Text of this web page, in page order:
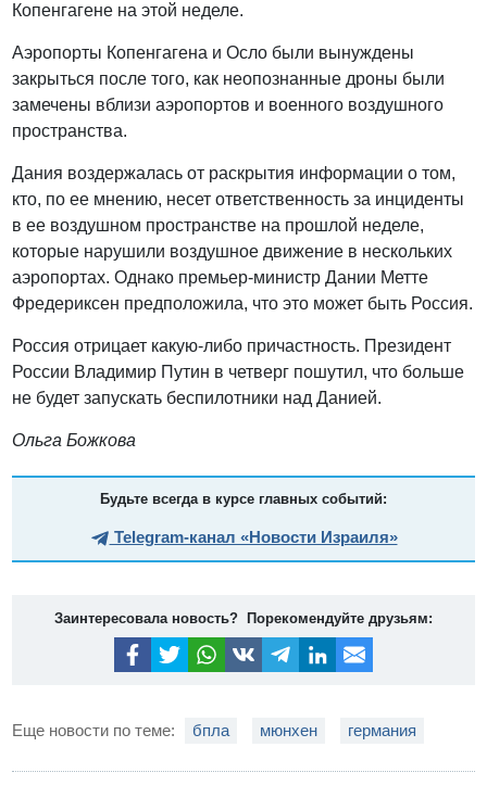
Копенгагене на этой неделе.
Аэропорты Копенгагена и Осло были вынуждены
закрыться после того, как неопознанные дроны были
замечены вблизи аэропортов и военного воздушного
пространства.
Дания воздержалась от раскрытия информации о том,
кто, по ее мнению, несет ответственность за инциденты
в ее воздушном пространстве на прошлой неделе,
которые нарушили воздушное движение в нескольких
аэропортах. Однако премьер-министр Дании Метте
Фредериксен предположила, что это может быть Россия.
Россия отрицает какую-либо причастность. Президент
России Владимир Путин в четверг пошутил, что больше
не будет запускать беспилотники над Данией.
Ольга Божкова
Будьте всегда в курсе главных событий:
Telegram-канал «Новости Израиля»
Заинтересовала новость? Порекомендуйте друзьям:
Еще новости по теме: бпла мюнхен германия